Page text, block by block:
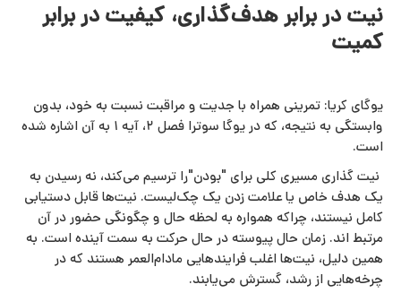
نیت در برابر هدف‌گذاری، کیفیت در برابر
کمیت
یوگای کریا: تمرینی همراه با جدیت و مراقبت نسبت به خود، بدون
وابستگی به نتیجه، که در یوگا سوترا فصل ۲، آیه ۱ به آن اشاره شده
است.
نیت‌ گذاری مسیری کلی برای "بودن"را ترسیم می‌کند، نه رسیدن به
یک هدف خاص یا علامت زدن یک چک‌لیست. نیت‌ها قابل دستیابی
کامل نیستند، چراکه همواره به لحظه حال و چگونگی حضور در آن
مرتبط‌ اند. زمان حال پیوسته در حال حرکت به سمت آینده است. به
همین دلیل، نیت‌ها اغلب فرایندهایی مادام‌العمر هستند که در
چرخه‌هایی از رشد، گسترش می‌یابند.